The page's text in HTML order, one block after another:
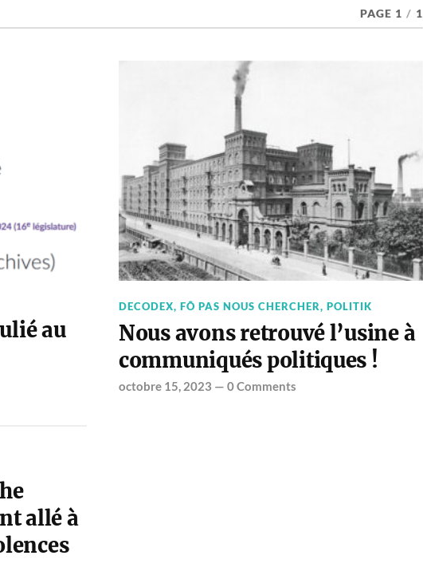
PAGE 1 / 1
au
DECODEX, FÔ PAS NOUS CHERCHER, POLITIK
Nous avons retrouvé l’usine à
communiqués politiques !
octobre 15, 2023 — 0 Comments
allé à